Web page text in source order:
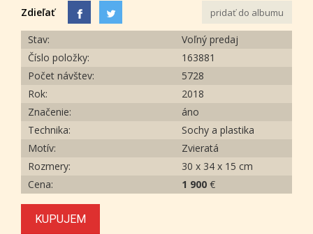
Zdieľať pridať do albumu
Stav:
Voľný predaj
Číslo položky:
163881
Počet návštev:
5728
Rok:
2018
Značenie:
áno
Technika:
Sochy a plastika
Motív:
Zvieratá
Rozmery:
30 x 34 x 15 cm
Cena:
1 900 €
KUPUJEM